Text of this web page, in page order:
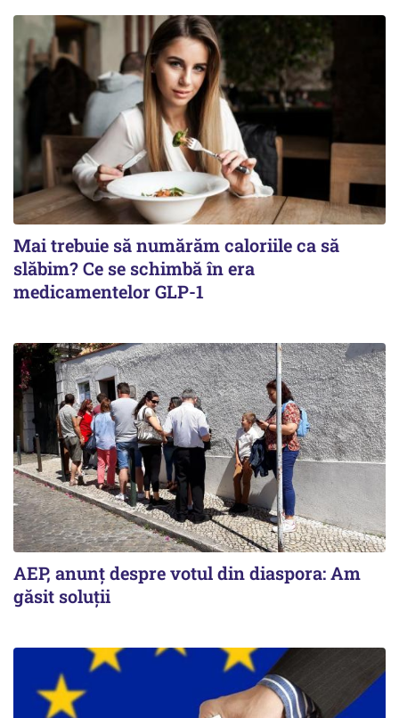
Mai trebuie să numărăm caloriile ca să
slăbim? Ce se schimbă în era
medicamentelor GLP-1
AEP, anunţ despre votul din diaspora: Am
găsit soluţii